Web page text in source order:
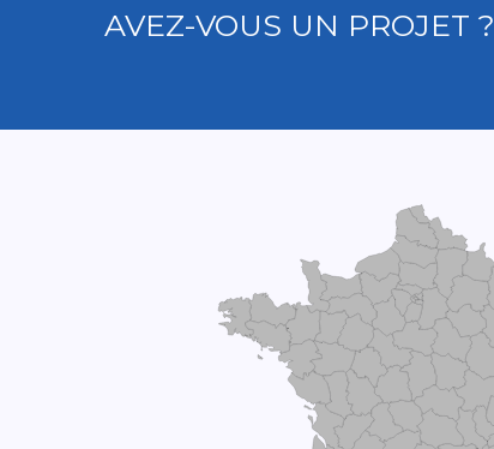
AVEZ-VOUS UN PROJET ?